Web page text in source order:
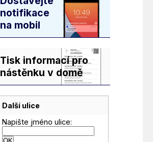
notifikace
na mobil
Tisk informací pro
nástěnku v domě
Další ulice
Napište jméno ulice: